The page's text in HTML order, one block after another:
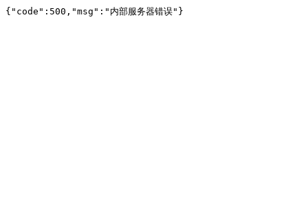
{"code":500,"msg":"内部服务器错误"}